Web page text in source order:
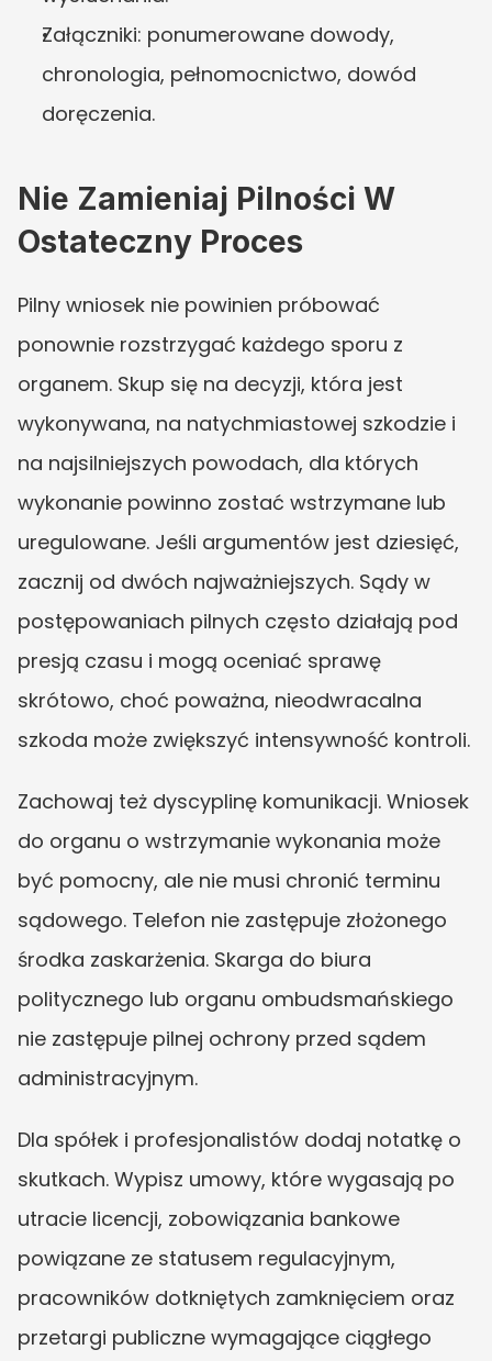
Załączniki: ponumerowane dowody,
chronologia, pełnomocnictwo, dowód
doręczenia.
Nie Zamieniaj Pilności W
Ostateczny Proces
Pilny wniosek nie powinien próbować
ponownie rozstrzygać każdego sporu z
organem. Skup się na decyzji, która jest
wykonywana, na natychmiastowej szkodzie i
na najsilniejszych powodach, dla których
wykonanie powinno zostać wstrzymane lub
uregulowane. Jeśli argumentów jest dziesięć,
zacznij od dwóch najważniejszych. Sądy w
postępowaniach pilnych często działają pod
presją czasu i mogą oceniać sprawę
skrótowo, choć poważna, nieodwracalna
szkoda może zwiększyć intensywność kontroli.
Zachowaj też dyscyplinę komunikacji. Wniosek
do organu o wstrzymanie wykonania może
być pomocny, ale nie musi chronić terminu
sądowego. Telefon nie zastępuje złożonego
środka zaskarżenia. Skarga do biura
politycznego lub organu ombudsmańskiego
nie zastępuje pilnej ochrony przed sądem
administracyjnym.
Dla spółek i profesjonalistów dodaj notatkę o
skutkach. Wypisz umowy, które wygasają po
utracie licencji, zobowiązania bankowe
powiązane ze statusem regulacyjnym,
pracowników dotkniętych zamknięciem oraz
przetargi publiczne wymagające ciągłego